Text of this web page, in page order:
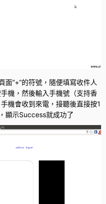
面“+”的符號，隨便填寫收件人
機，然後輸入手機號（支持香
機會收到來電，接聽後直接按1
顯示Success就成功了